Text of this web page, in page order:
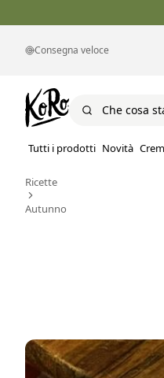
Consegna veloce
Tutti i prodotti Novità
Ricette
Autunno